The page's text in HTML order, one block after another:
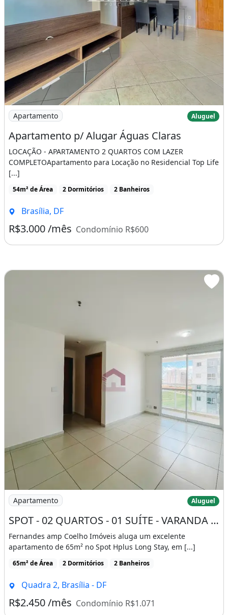
Imagem: Apartamento p/ Alugar Águas Claras
Apartamento Aluguel
Apartamento p/ Alugar Águas Claras
LOCAÇÃO - APARTAMENTO 2 QUARTOS COM LAZER
COMPLETOApartamento para Locação no Residencial Top Life
[...]
54m² de Área 2 Dormitórios 2 Banheiros
Brasília, DF
R$3.000 /mês Condomínio R$600
Imagem: SPOT - 02 QUARTOS - 01 SUÍTE - VARANDA
Apartamento Aluguel
SPOT - 02 QUARTOS - 01 SUÍTE - VARANDA - LAZER COMPLETO - ÁGUAS CLARAS
Fernandes amp Coelho Imóveis aluga um excelente
apartamento de 65m² no Spot Hplus Long Stay, em [...]
65m² de Área 2 Dormitórios 2 Banheiros
Quadra 2, Brasília - DF
R$2.450 /mês Condomínio R$1.071